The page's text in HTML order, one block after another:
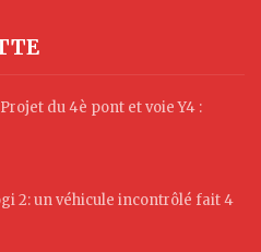
du 4è pont et voie Y4 :
2: un véhicule incontrôlé fait 4